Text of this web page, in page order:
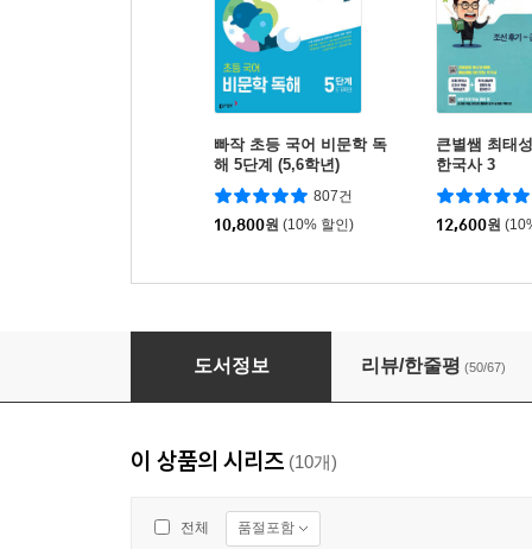
빠작 초등 국어 비문학 독
해 5단계 (5,6학년)
807건
10,800원 (10% 할인)
큰별쌤 최태
한국사 3
12,600원
용선생 15분 세계사 독해 1권 고대 편
도서정보 리뷰/한줄평 (50/67)
이 상품의 시리즈 (10개)
전체 품절포함